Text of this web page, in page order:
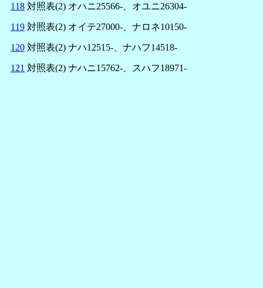
118 対照表(2) オハニ25566-、オユニ26304-
119 対照表(2) オイテ27000-、ナロネ10150-
120 対照表(2) ナハ12515-、ナハフ14518-
121 対照表(2) ナハニ15762-、スハフ18971-